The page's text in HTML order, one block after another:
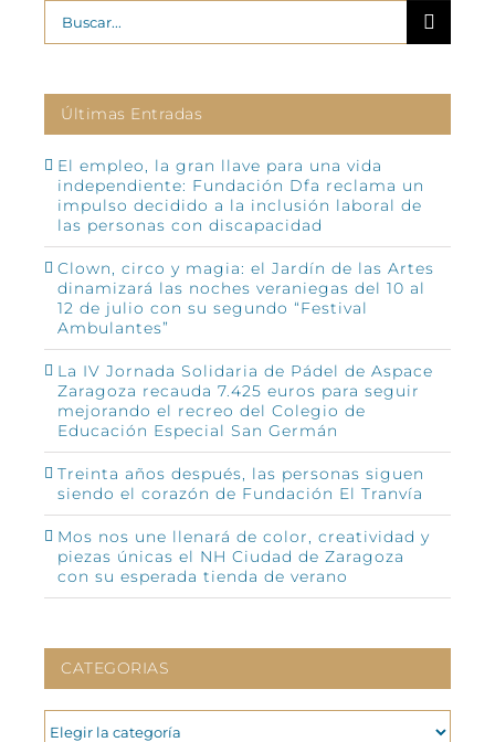
Buscar:
Últimas Entradas
El empleo, la gran llave para una vida
independiente: Fundación Dfa reclama un
impulso decidido a la inclusión laboral de
las personas con discapacidad
Clown, circo y magia: el Jardín de las Artes
dinamizará las noches veraniegas del 10 al
12 de julio con su segundo “Festival
Ambulantes”
La IV Jornada Solidaria de Pádel de Aspace
Zaragoza recauda 7.425 euros para seguir
mejorando el recreo del Colegio de
Educación Especial San Germán
Treinta años después, las personas siguen
siendo el corazón de Fundación El Tranvía
Mos nos une llenará de color, creatividad y
piezas únicas el NH Ciudad de Zaragoza
con su esperada tienda de verano
CATEGORIAS
CATEGORIAS